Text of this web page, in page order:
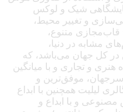
شیک و لوکس
و تغییر محیط،
قاب‌مجازی متنوع،
مشابه در دنیا،
در کل جهان می‌باشد، که
بیش از ۲۵۰ نمایشگاه هنری و تجاری و با میانگین
موفق‌ترین و
لیلیت همچنین با ابداع
مصنوعی و با ابداع و